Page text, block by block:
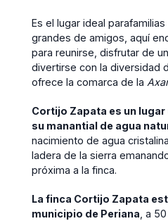
Es el lugar ideal
grandes de amigos, aquí
para reunirse, disfrutar de
divertirse con la diversidad
ofrece la comarca de la
Cortijo Zapata es un
su manantial de agua
nacimiento de agua
ladera de la sierra
próxima a la finca.
La finca Cortijo Zapata
municipio de Periana , a